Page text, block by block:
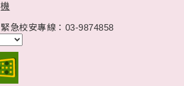
機
緊急校安專線：03-9874858